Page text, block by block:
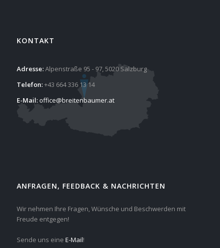
KONTAKT
Adresse:Alpenstraße 95 - 97, 5020 Salzburg
Telefon:+43 664 336 13 14
E-Mail:office@breitenbaumer.at
ANFRAGEN, FEEDBACK & NACHRICHTEN
Wir nehmen Ihre Fragen, Wünsche und Beschwerden mit
Freude entgegen!
Sende uns eine E-Mail!